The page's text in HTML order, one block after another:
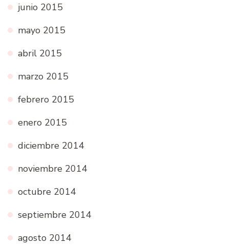
junio 2015
mayo 2015
abril 2015
marzo 2015
febrero 2015
enero 2015
diciembre 2014
noviembre 2014
octubre 2014
septiembre 2014
agosto 2014